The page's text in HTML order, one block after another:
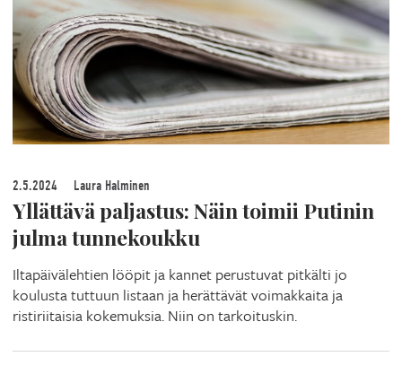
2.5.2024 Laura Halminen
Yllättävä paljastus: Näin toimii Putinin
julma tunnekoukku
Iltapäivälehtien lööpit ja kannet perustuvat pitkälti jo
koulusta tuttuun listaan ja herättävät voimakkaita ja
ristiriitaisia kokemuksia. Niin on tarkoituskin.